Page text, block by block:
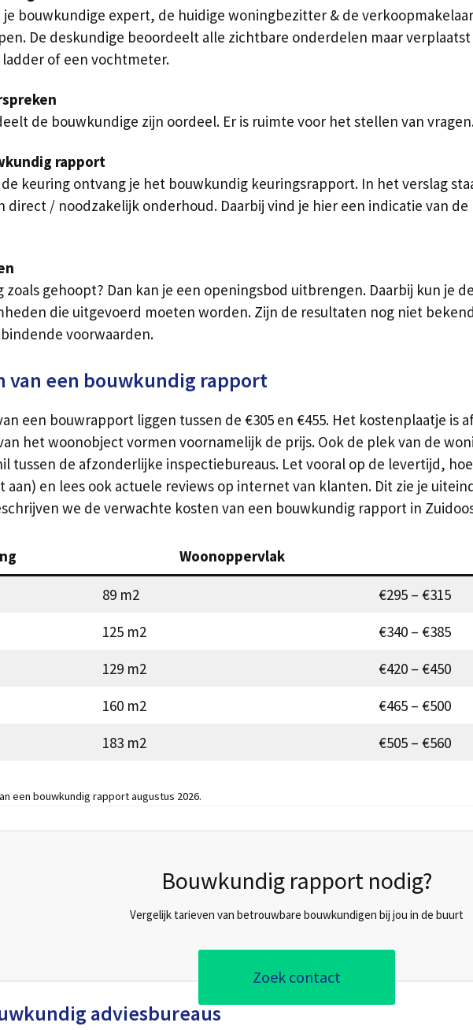
je bouwkundige expert, de huidige woningbezitter & de
De deskundige beoordeelt alle zichtbare onderdelen maar
of een vochtmeter.
de bouwkundige zijn oordeel. Er is ruimte voor het stellen van
rapport
keuring ontvang je het bouwkundig keuringsrapport. In het verslag
direct / noodzakelijk onderhoud. Daarbij vind je hier een indicatie van
zoals gehoopt? Dan kan je een openingsbod uitbrengen. Daarbij kun je
die uitgevoerd moeten worden. Zijn de resultaten nog niet
voorwaarden.
van een bouwkundig rapport
een bouwrapport liggen tussen de €305 en €455. Het kostenplaatje is
het woonobject vormen voornamelijk de prijs. Ook de plek van de
tussen de afzonderlijke inspectiebureaus. Let vooral op de levertijd,
aan) en lees ook actuele reviews op internet van klanten. Dit zie je
we de verwachte kosten van een bouwkundig rapport in
Woonoppervlak
89 m2
€295 – €315
125 m2
€340 – €385
129 m2
€420 – €450
160 m2
€465 – €500
183 m2 €505 – €560
een bouwkundig rapport augustus 2026.
Bouwkundig rapport nodig?
Vergelijk tarieven van betrouwbare bouwkundigen bij jou in de buurt
Zoek contact
adviesbureaus